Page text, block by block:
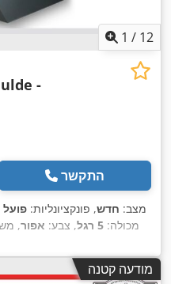
1 / 12
-
התקשר
מצב: חדש, פונקציונליות:
מכולה: 5 רגל , צבע: אפור,
רוחב שטח הטעינה:1,720 מ"מ
מודעה קטנה